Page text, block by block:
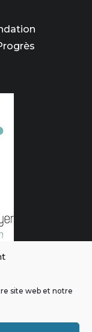
site web et notre
sous licence